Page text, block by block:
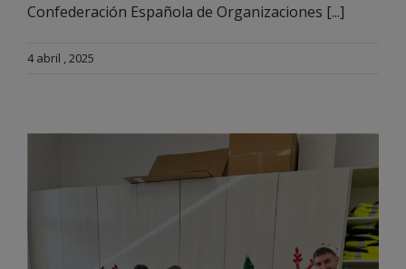
Confederación Española de Organizaciones [...]
4 abril , 2025